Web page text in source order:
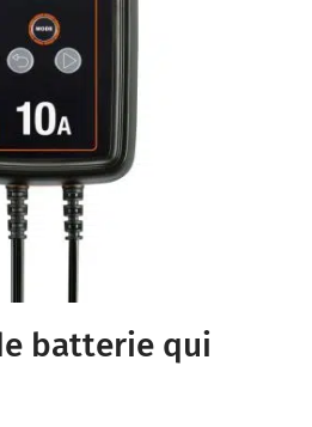
batterie qui